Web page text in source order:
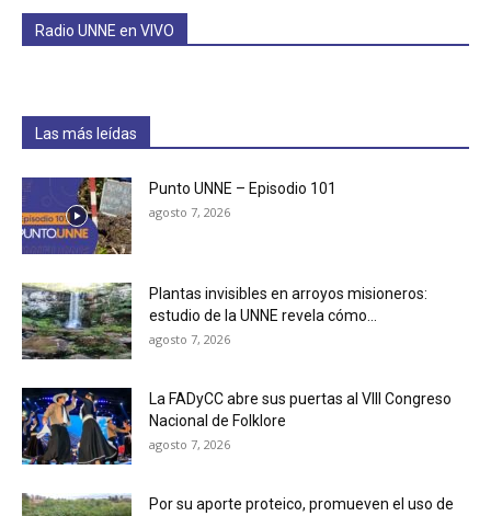
Radio UNNE en VIVO
Las más leídas
Punto UNNE – Episodio 101
agosto 7, 2026
Plantas invisibles en arroyos misioneros:
estudio de la UNNE revela cómo...
agosto 7, 2026
La FADyCC abre sus puertas al VIII Congreso
Nacional de Folklore
agosto 7, 2026
Por su aporte proteico, promueven el uso de